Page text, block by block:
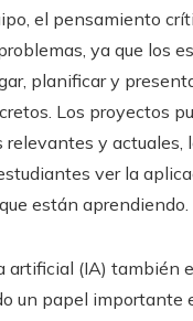
el pensamiento
ya que los
planificar y
Los proyectos
relevantes y actuales,
ver la
están aprendiendo.
artificial (IA) también
un papel importante